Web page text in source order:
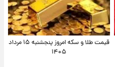
قیمت طلا و سکه امروز پنجشنبه ۱۵ مرداد
۱۴۰۵